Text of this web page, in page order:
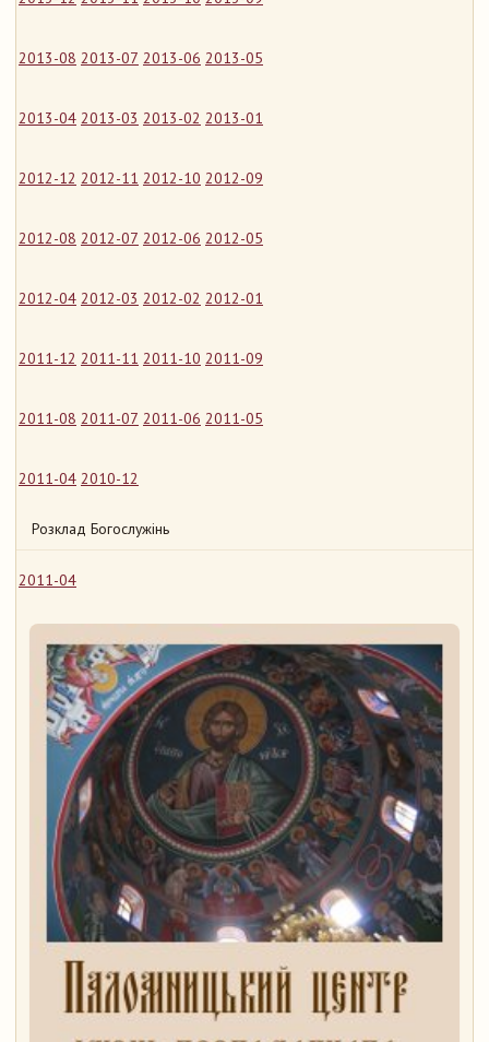
2013-08 2013-07 2013-06 2013-05
2013-04 2013-03 2013-02 2013-01
2012-12 2012-11 2012-10 2012-09
2012-08 2012-07 2012-06 2012-05
2012-04 2012-03 2012-02 2012-01
2011-12 2011-11 2011-10 2011-09
2011-08 2011-07 2011-06 2011-05
2011-04 2010-12
Розклад Богослужінь
2011-04